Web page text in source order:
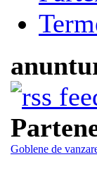
Goblene de